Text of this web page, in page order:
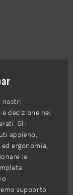
nostri
dedizione nel
Gli
appieno,
ergonomia,
le
supporto